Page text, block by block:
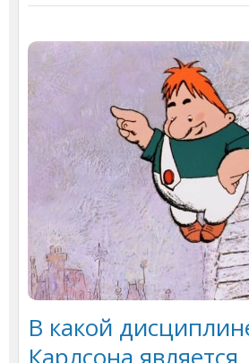
В какой